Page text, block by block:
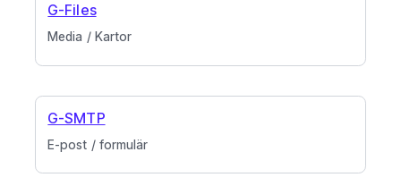
Media / Kartor
G-Files
E-post / formulär
G-SMTP